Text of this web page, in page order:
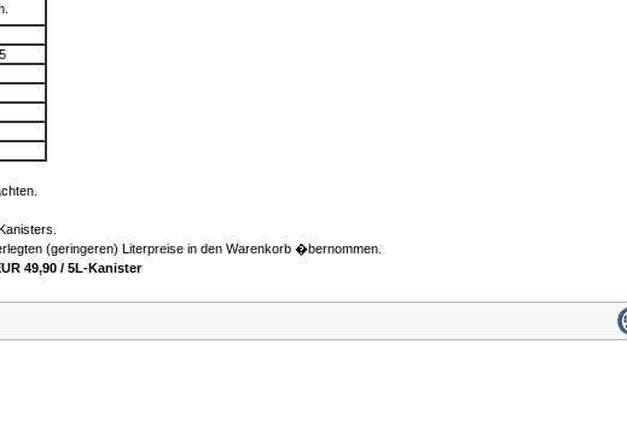
(geringeren) Literpreise in den Warenkorb �bernommen.
49,90 / 5L-Kanister